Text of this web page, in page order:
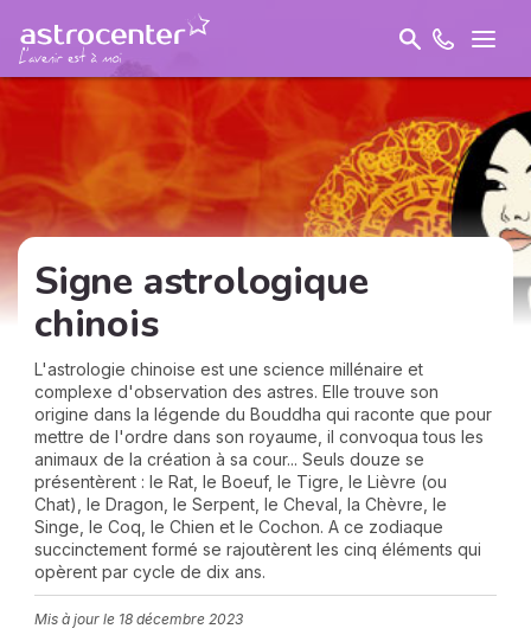
Signe astrologique
chinois
L'astrologie chinoise est une science millénaire et
complexe d'observation des astres. Elle trouve son
origine dans la légende du Bouddha qui raconte que pour
mettre de l'ordre dans son royaume, il convoqua tous les
animaux de la création à sa cour... Seuls douze se
présentèrent : le Rat, le Boeuf, le Tigre, le Lièvre (ou
Chat), le Dragon, le Serpent, le Cheval, la Chèvre, le
Singe, le Coq, le Chien et le Cochon. A ce zodiaque
succinctement formé se rajoutèrent les cinq éléments qui
opèrent par cycle de dix ans.
Mis à jour le 18 décembre 2023